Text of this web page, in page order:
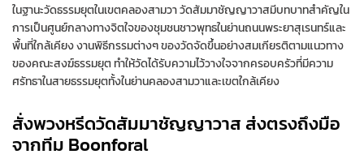
ในฐานะวัดธรรมยุตในเขตคลองสามวา วัดสัมมาชัญญาวาสมีบทบาทสำคัญใน
การเป็นศูนย์กลางทางจิตใจของชุมชนชาวพุทธในย่านถนนพระยาสุเรนทร์และ
พื้นที่ใกล้เคียง งานพิธีกรรมต่างๆ ของวัดจัดขึ้นอย่างสมเกียรติตามแนวทาง
ของคณะสงฆ์ธรรมยุต ทำให้วัดได้รับความไว้วางใจจากครอบครัวที่มีความ
ศรัทธาในสายธรรมยุตทั้งในย่านคลองสามวาและเขตใกล้เคียง
สั่งพวงหรีดวัดสัมมาชัญญาวาส ส่งตรงถึงมือ
จากทีม Boonforal